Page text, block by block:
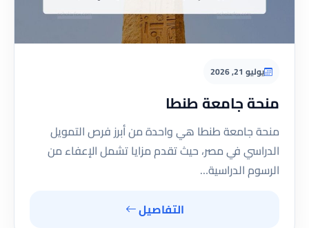
يوليو 21, 2026
منحة جامعة طنطا
منحة جامعة طنطا هي واحدة من أبرز فرص التمويل
الدراسي في مصر، حيث تقدم مزايا تشمل الإعفاء من
الرسوم الدراسية…
التفاصيل